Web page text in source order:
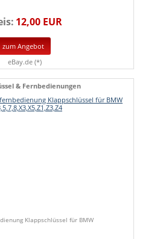
12,00 EUR
zum Angebot
eBay.de (*)
& Fernbedienungen
Klappschlüssel für BMW